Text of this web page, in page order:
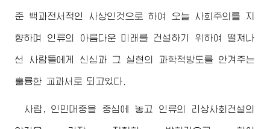
준 백과전서적인 사상인것으로 하여 오늘 사회주의를 지
향하며 인류의 아름다운 미래를 건설하기 위하여 떨쳐나
선 사람들에게 신심과 그 실현의 과학적방도를 안겨주는
훌륭한 교과서로 되고있다.
사람, 인민대중을 중심에 놓고 인류의 리상사회건설의